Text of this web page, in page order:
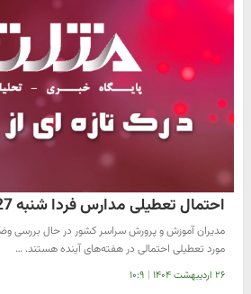
احتمال تعطیلی مدارس فردا شنبه 27 اردیبهشت 1404
مدیران آموزش و پرورش سراسر کشور در حال بررسی
مورد تعطیلی احتمالی در هفته‌های آینده هستند. …
۲۶ اردیبهشت ۱۴۰۴ | ۱۰:۹